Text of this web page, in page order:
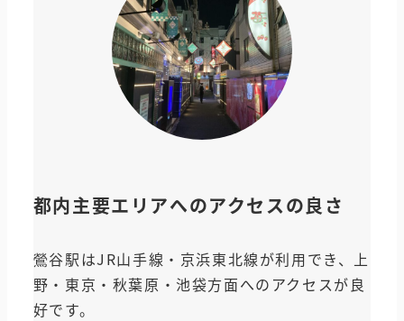
都内主要エリアへのアクセスの良さ
鶯谷駅はJR山手線・京浜東北線が利用でき、上
野・東京・秋葉原・池袋方面へのアクセスが良
好です。